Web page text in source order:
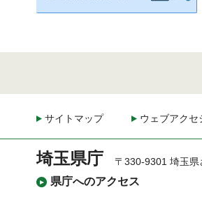
サイトマップ ウェブアクセ
埼玉県庁
県庁へのアクセス
〒330-9301 埼玉